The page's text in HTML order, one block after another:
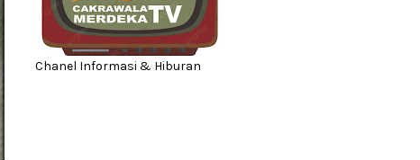
Chanel Informasi & Hiburan